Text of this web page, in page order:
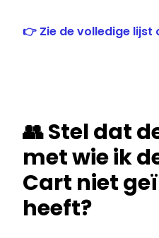
👉 Zie de volledige
👥 Stel dat
met wie ik
Cart niet
heeft?